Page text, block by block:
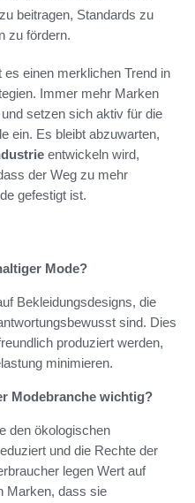
beitragen, Standards zu
zu fördern.
einen merklichen Trend in
Immer mehr Marken
setzen sich aktiv für die
ein. Es bleibt abzuwarten,
entwickeln wird,
der Weg zu mehr
gefestigt ist.
Mode?
Bekleidungsdesigns, die
sind. Dies
produziert werden,
minimieren.
Modebranche wichtig?
den ökologischen
und die Rechte der
legen Wert auf
Marken, dass sie